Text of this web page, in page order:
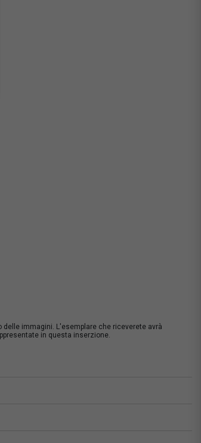
delle immagini. L'esemplare che riceverete avrà
in questa inserzione.